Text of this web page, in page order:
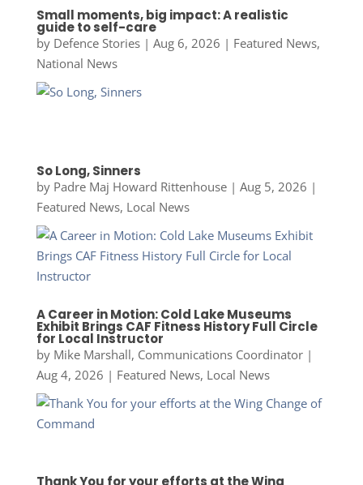
Small moments, big impact: A realistic
guide to self-care
by Defence Stories| Aug 6, 2026 | Featured News,
National News
So Long, Sinners
by Padre Maj Howard Rittenhouse| Aug 5, 2026 |
Featured News, Local News
A Career in Motion: Cold Lake Museums
Exhibit Brings CAF Fitness History Full Circle
for Local Instructor
by Mike Marshall, Communications Coordinator|
Aug 4, 2026 | Featured News, Local News
Thank You for your efforts at the Wing